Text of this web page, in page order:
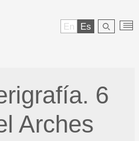
En Es
6
Arches